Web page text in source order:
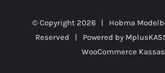
© Copyright 2026 | Hobma
Reserved | Powered by
WooCommerce